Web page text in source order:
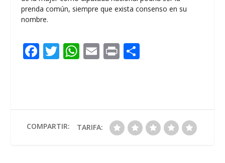
prenda común, siempre que exista consenso en su
nombre.
F
ac
o
o
T
w
W
h
A
p
E
m
Pr
in
ar
ti
COMPARTIR: TARIFA: